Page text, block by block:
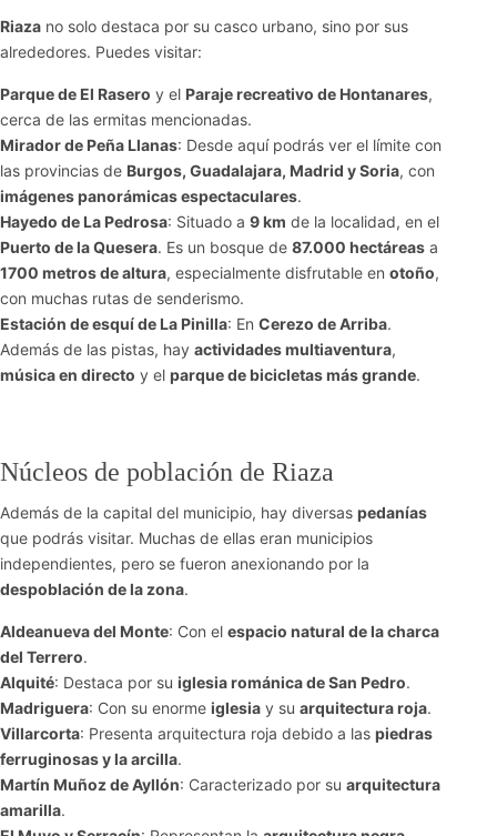
Riaza no solo destaca por su casco urbano, sino por sus
alrededores. Puedes visitar:
Parque de El Rasero y el Paraje recreativo de Hontanares,
cerca de las ermitas mencionadas.
Mirador de Peña Llanas: Desde aquí podrás ver el límite con
las provincias de Burgos, Guadalajara, Madrid y Soria, con
imágenes panorámicas espectaculares.
Hayedo de La Pedrosa: Situado a 9 km de la localidad, en el
Puerto de la Quesera. Es un bosque de 87.000 hectáreas a
1700 metros de altura, especialmente disfrutable en otoño,
con muchas rutas de senderismo.
Estación de esquí de La Pinilla: En Cerezo de Arriba.
Además de las pistas, hay actividades multiaventura,
música en directo y el parque de bicicletas más grande.
Núcleos de población de Riaza
Además de la capital del municipio, hay diversas pedanías
que podrás visitar. Muchas de ellas eran municipios
independientes, pero se fueron anexionando por la
despoblación de la zona.
Aldeanueva del Monte: Con el espacio natural de la charca
del Terrero.
Alquité: Destaca por su iglesia románica de San Pedro.
Madriguera: Con su enorme iglesia y su arquitectura roja.
Villarcorta: Presenta arquitectura roja debido a las piedras
ferruginosas y la arcilla.
Martín Muñoz de Ayllón: Caracterizado por su arquitectura
amarilla.